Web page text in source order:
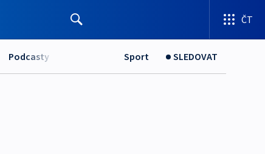
ČT
Podcasty Sport SLEDOVAT